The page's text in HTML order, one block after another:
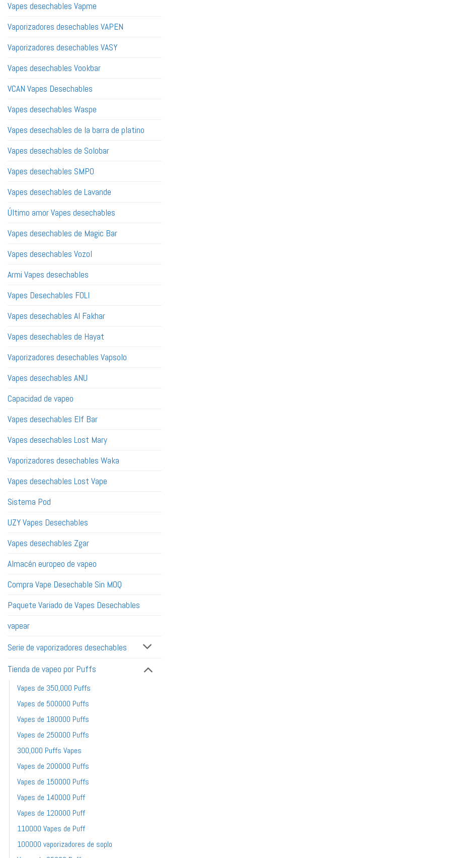
Vapes desechables Vapme
Vaporizadores desechables VAPEN
Vaporizadores desechables VASY
Vapes desechables Vookbar
VCAN Vapes Desechables
Vapes desechables Waspe
Vapes desechables de la barra de platino
Vapes desechables de Solobar
Vapes desechables SMPO
Vapes desechables de Lavande
Último amor Vapes desechables
Vapes desechables de Magic Bar
Vapes desechables Vozol
Armi Vapes desechables
Vapes Desechables FOLI
Vapes desechables Al Fakhar
Vapes desechables de Hayat
Vaporizadores desechables Vapsolo
Vapes desechables ANU
Capacidad de vapeo
Vapes desechables Elf Bar
Vapes desechables Lost Mary
Vaporizadores desechables Waka
Vapes desechables Lost Vape
Sistema Pod
UZY Vapes Desechables
Vapes desechables Zgar
Almacén europeo de vapeo
Compra Vape Desechable Sin MOQ
Paquete Variado de Vapes Desechables
vapear
Serie de vaporizadores desechables
Tienda de vapeo por Puffs
Vapes de 350,000 Puffs
Vapes de 500000 Puffs
Vapes de 180000 Puffs
Vapes de 250000 Puffs
300,000 Puffs Vapes
Vapes de 200000 Puffs
Vapes de 150000 Puffs
Vapes de 140000 Puff
Vapes de 120000 Puff
110000 Vapes de Puff
100000 vaporizadores de soplo